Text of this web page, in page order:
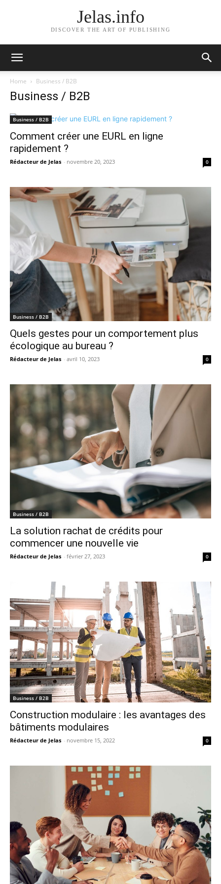
Jelas.info
DISCOVER THE ART OF PUBLISHING
Home Business / B2B
Business / B2B
Business / B2B
Comment créer une EURL en ligne
rapidement ?
Rédacteur de Jelas - novembre 20, 2023 0
Business / B2B
Quels gestes pour un comportement plus
écologique au bureau ?
Rédacteur de Jelas - avril 10, 2023 0
Business / B2B
La solution rachat de crédits pour
commencer une nouvelle vie
Rédacteur de Jelas - février 27, 2023 0
Business / B2B
Construction modulaire : les avantages des
bâtiments modulaires
Rédacteur de Jelas - novembre 15, 2022 0